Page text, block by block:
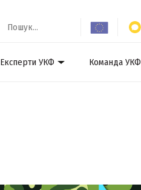
Експерти УКФ Команда УКФ